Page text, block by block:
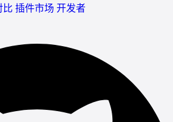
比 插件市场 开发者